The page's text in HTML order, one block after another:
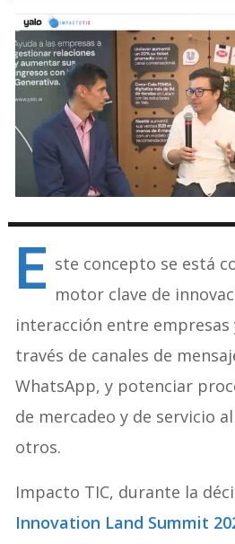
E ste concepto se está
motor clave de
interacción entre empresas
través de canales de
WhatsApp, y potenciar
de mercadeo y de servicio
otros.
Impacto TIC, durante la
Innovation Land Summit